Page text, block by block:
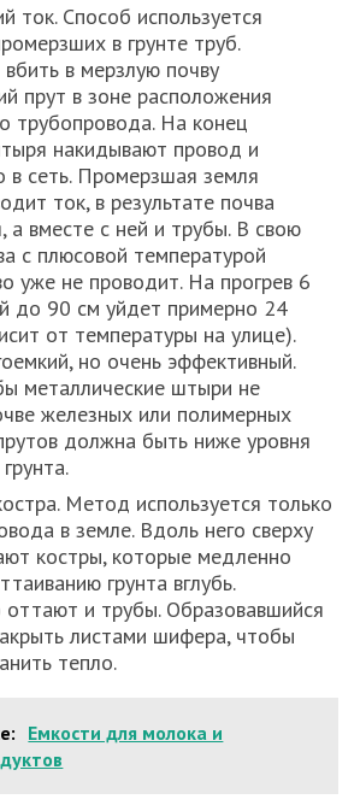
ток. Способ используется
в грунте труб.
в мерзлую почву
прут в зоне расположения
трубопровода. На конец
накидывают провод и
в сеть. Промерзшая земля
ток, в результате почва
а вместе с ней и трубы. В свою
с плюсовой температурой
уже не проводит. На прогрев 6
до 90 см уйдет примерно 24
от температуры на улице).
но очень эффективный.
металлические штыри не
железных или полимерных
должна быть ниже уровня
Метод используется только
в земле. Вдоль него сверху
костры, которые медленно
грунта вглубь.
оттают и трубы. Образовавшийся
листами шифера, чтобы
тепло.
Емкости для молока и